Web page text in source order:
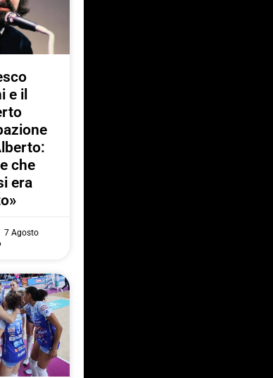
e il
che
era
7 Agosto